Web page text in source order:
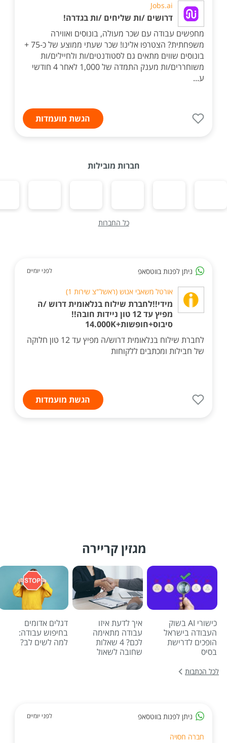
Jobs.ai
דרושים /ות שליחים /ות בגדרה!
מחפשים עבודה עם שכר מעולה, בונוסים ואווירה
משפחתית? הצטרפו אלינו! שכר שעתי ממוצע של כ-75 +
בונוסים שווים מתאים גם לסטודנטים/ות ולחיילים/ות
משוחררים/ות מענק התמדה של 1,000 לאחר 4 חודשי
ע...
הגשת מועמדות
חברות מובילות
כל החברות
ניתן לפנות בווטסאפ לפני יומיים
אורטל משאבי אנוש (ראשל"צ שירות 1)
מידי!!לחברת שילוח בנלאומית דרוש /ה
מפיץ עד 12 טון ניידות חובה!!
סיבוס+חופשות+14.000K
לחברת שילוח בנלאומית דרוש/ה מפיץ עד 12 טון חלוקה
של חבילות ומכתבים ללקוחות
הגשת מועמדות
מגזין קריירה
כישורי AI בשוק
העבודה בישראל
הופכים לדרישת
בסיס
איך לדעת איזו
עבודה מתאימה
לכם? 4 שאלות
שחובה לשאול
דגלים אדומים
בחיפוש עבודה:
למה לשים לב?
לכל הכתבות
ניתן לפנות בווטסאפ לפני יומיים
חברה חסויה